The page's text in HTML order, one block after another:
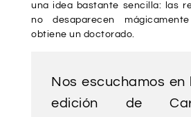
una idea bastante sencilla: las
no desaparecen
obtiene un doctorado.
Nos escuchamos en
edición de